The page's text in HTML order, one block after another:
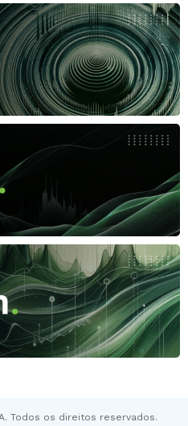
Todos os direitos reservados.